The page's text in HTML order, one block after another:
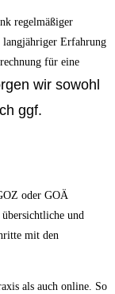
regelmäßiger
langjähriger Erfahrung
für eine
wir sowohl
ggf.
oder GOÄ
und
mit den
als auch online. So